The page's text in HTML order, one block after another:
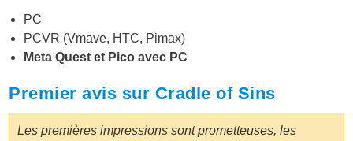
PC
PCVR (Vmave, HTC, Pimax)
Meta Quest et Pico avec PC
Premier avis sur Cradle of Sins
Les premières impressions sont prometteuses, les